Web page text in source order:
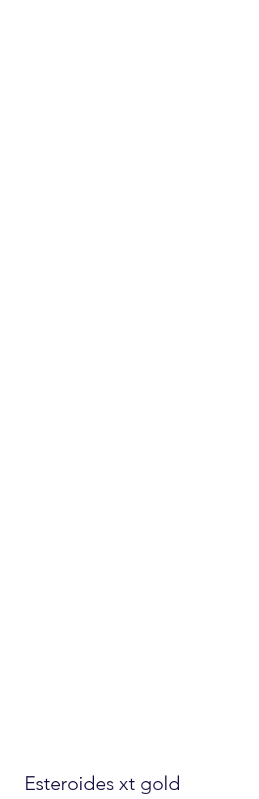
Esteroides xt gold